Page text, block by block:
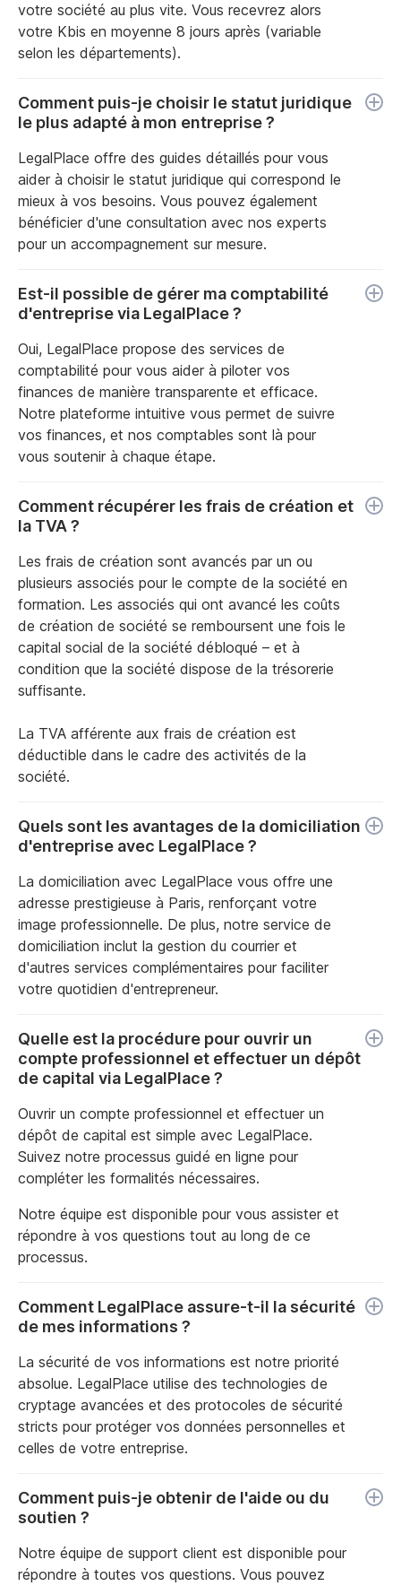
votre société au plus vite. Vous recevrez alors
votre Kbis en moyenne 8 jours après (variable
selon les départements).
Comment puis-je choisir le statut juridique
le plus adapté à mon entreprise ?
LegalPlace offre des guides détaillés pour vous
aider à choisir le statut juridique qui correspond le
mieux à vos besoins. Vous pouvez également
bénéficier d'une consultation avec nos experts
pour un accompagnement sur mesure.
Est-il possible de gérer ma comptabilité
d'entreprise via LegalPlace ?
Oui, LegalPlace propose des services de
comptabilité pour vous aider à piloter vos
finances de manière transparente et efficace.
Notre plateforme intuitive vous permet de suivre
vos finances, et nos comptables sont là pour
vous soutenir à chaque étape.
Comment récupérer les frais de création et
la TVA ?
Les frais de création sont avancés par un ou
plusieurs associés pour le compte de la société en
formation. Les associés qui ont avancé les coûts
de création de société se remboursent une fois le
capital social de la société débloqué – et à
condition que la société dispose de la trésorerie
suffisante.
La TVA afférente aux frais de création est
déductible dans le cadre des activités de la
société.
Quels sont les avantages de la domiciliation
d'entreprise avec LegalPlace ?
La domiciliation avec LegalPlace vous offre une
adresse prestigieuse à Paris, renforçant votre
image professionnelle. De plus, notre service de
domiciliation inclut la gestion du courrier et
d'autres services complémentaires pour faciliter
votre quotidien d'entrepreneur.
Quelle est la procédure pour ouvrir un
compte professionnel et effectuer un dépôt
de capital via LegalPlace ?
Ouvrir un compte professionnel et effectuer un
dépôt de capital est simple avec LegalPlace.
Suivez notre processus guidé en ligne pour
compléter les formalités nécessaires.
Notre équipe est disponible pour vous assister et
répondre à vos questions tout au long de ce
processus.
Comment LegalPlace assure-t-il la sécurité
de mes informations ?
La sécurité de vos informations est notre priorité
absolue. LegalPlace utilise des technologies de
cryptage avancées et des protocoles de sécurité
stricts pour protéger vos données personnelles et
celles de votre entreprise.
Comment puis-je obtenir de l'aide ou du
soutien ?
Notre équipe de support client est disponible pour
répondre à toutes vos questions. Vous pouvez